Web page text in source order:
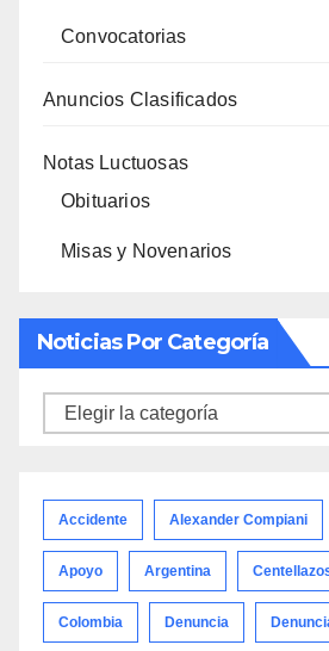
Convocatorias
Anuncios Clasificados
Notas Luctuosas
Obituarios
Misas y Novenarios
Noticias Por Categoría
Noticias
Accidente Alexander Compiani
Apoyo Argentina
Colombia Denuncia